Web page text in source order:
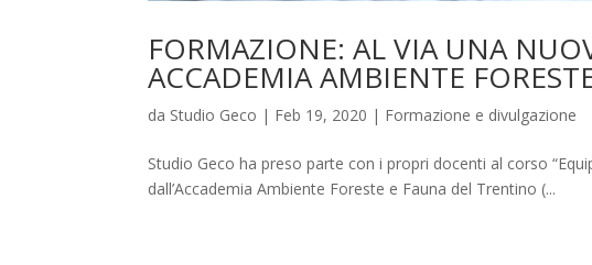
FORMAZIONE: AL VIA UNA
ACCADEMIA AMBIENTE
da Studio Geco | Feb 19, 2020 | Formazione e divulgazione
Studio Geco ha preso parte con i propri docenti al corso
dall’Accademia Ambiente Foreste e Fauna del Trentino (...